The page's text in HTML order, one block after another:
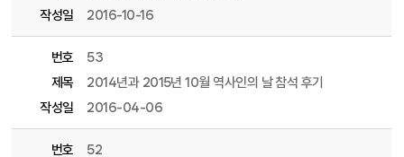
작성일
2016-10-16
번호
53
제목
2014년과 2015년 10월 역사인의 날 참석 후기
작성일
2016-04-06
번호
52